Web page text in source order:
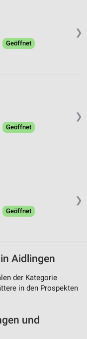
❯
Geöffnet
❯
Geöffnet
❯
Geöffnet
Aidlingen
der Kategorie
in den Prospekten
und